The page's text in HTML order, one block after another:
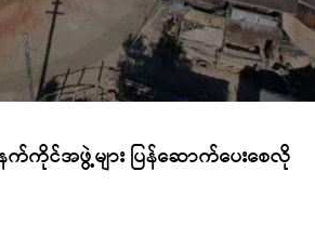
ကိုင်အဖွဲ့များ ပြန်ဆောက်ပေးစေလို